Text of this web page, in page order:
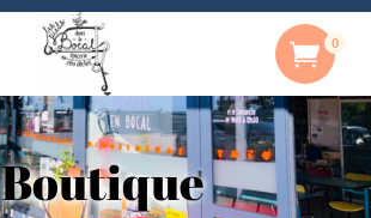
0
Boutique